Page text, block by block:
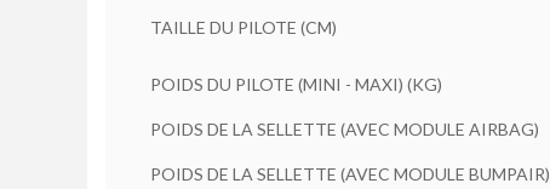
TAILLE DU PILOTE (CM)
POIDS DU PILOTE (MINI - MAXI) (KG)
POIDS DE LA SELLETTE (AVEC MODULE AIRBAG)
POIDS DE LA SELLETTE (AVEC MODULE BUMPAIR)